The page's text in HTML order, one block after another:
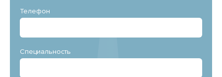
Телефон
Специальность